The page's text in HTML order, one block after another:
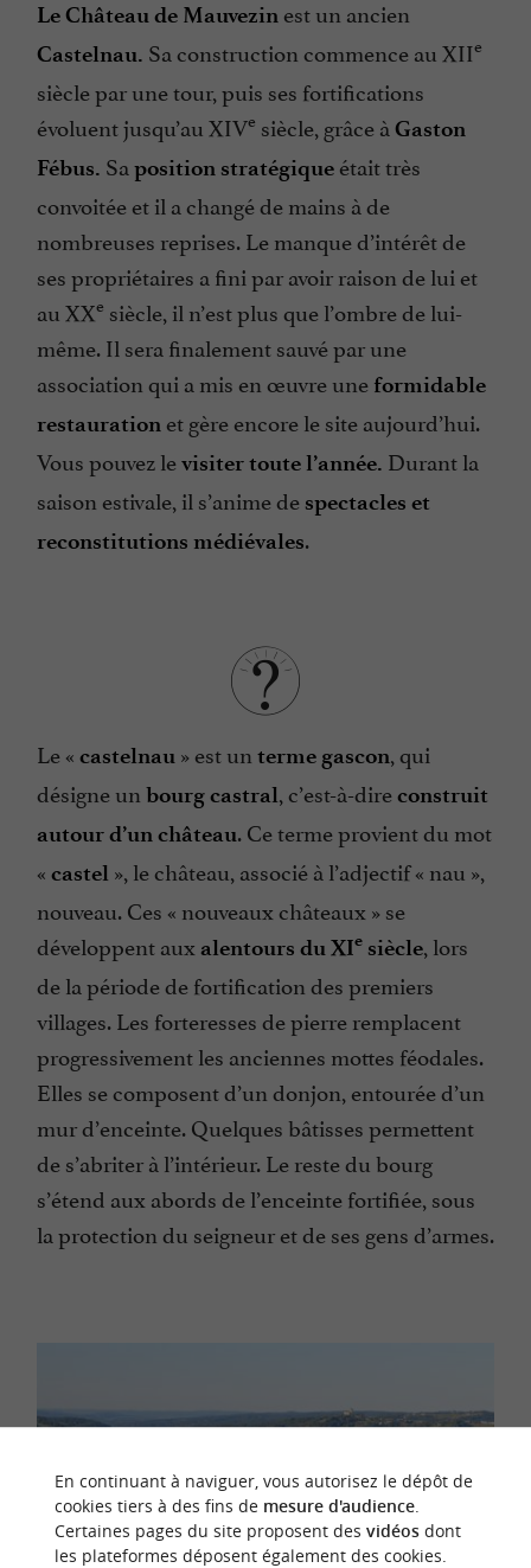
Le Château de Mauvezin est un ancien
Castelnau. Sa construction commence au XIIe
siècle par une tour, puis ses fortifications
évoluent jusqu’au XIVe siècle, grâce à Gaston
Fébus. Sa position stratégique était très
convoitée et il a changé de mains à de
nombreuses reprises. Le manque d’intérêt de
ses propriétaires a fini par avoir raison de lui et
au XXe siècle, il n’est plus que l’ombre de lui-
même. Il sera finalement sauvé par une
association qui a mis en œuvre une formidable
restauration et gère encore le site aujourd’hui.
Vous pouvez levisiter toute l’année. Durant la
saison estivale, il s’anime de spectacles et
reconstitutions médiévales.
Le « castelnau » est un terme gascon, qui
désigne un bourg castral, c’est-à-direconstruit
autour d’un château. Ce terme provient du mot
« castel », le château, associé à l’adjectif « nau »,
nouveau. Ces « nouveaux châteaux » se
développent aux alentours du XIe siècle, lors
de la période de fortification des premiers
villages. Les forteresses de pierre remplacent
progressivement les anciennes mottes féodales.
Elles se composent d’un donjon, entourée d’un
mur d’enceinte. Quelques bâtisses permettent
de s’abriter à l’intérieur. Le reste du bourg
s’étend aux abords de l’enceinte fortifiée, sous
la protection du seigneur et de ses gens d’armes.
En continuant à naviguer, vous autorisez le dépôt de
cookies tiers à des fins de mesure d'audience.
Certaines pages du site proposent des vidéosdont
les plateformes déposent également des cookies.